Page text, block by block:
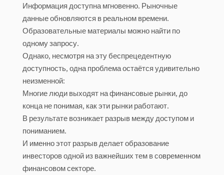
Информация доступна мгновенно. Рыночные
данные обновляются в реальном времени.
Образовательные материалы можно найти по
одному запросу.
Однако, несмотря на эту беспрецедентную
доступность, одна проблема остаётся удивительно
неизменной:
Многие люди выходят на финансовые рынки, до
конца не понимая, как эти рынки работают.
В результате возникает разрыв между доступом и
пониманием.
И именно этот разрыв делает образование
инвесторов одной из важнейших тем в современном
финансовом секторе.